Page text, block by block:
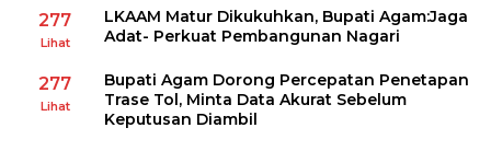
277
Lihat
LKAAM Matur Dikukuhkan, Bupati Agam:Jaga
Adat- Perkuat Pembangunan Nagari
277
Lihat
Bupati Agam Dorong Percepatan Penetapan
Trase Tol, Minta Data Akurat Sebelum
Keputusan Diambil